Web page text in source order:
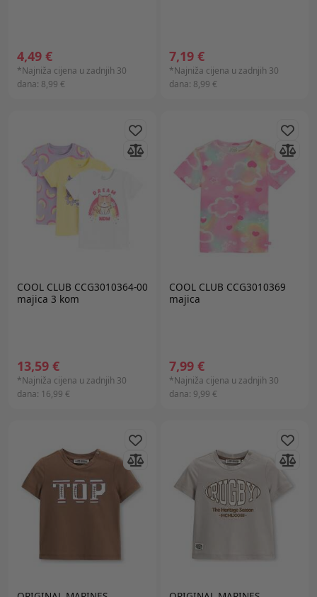
4,49 €
*Najniža cijena u zadnjih 30
dana: 8,99 €
7,19 €
*Najniža cijena u zadnjih 30
dana: 8,99 €
COOL CLUB CCG3010364-00
majica 3 kom
13,59 €
*Najniža cijena u zadnjih 30
dana: 16,99 €
COOL CLUB CCG3010369
majica
7,99 €
*Najniža cijena u zadnjih 30
dana: 9,99 €